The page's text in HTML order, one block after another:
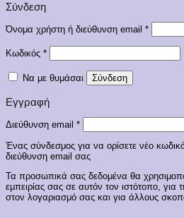
Σύνδεση
Όνομα χρήστη ή διεύθυνση email *Απαιτείται
Κωδικός *Απαιτείται
Να με θυμάσαι Σύνδεση
Εγγραφή
Διεύθυνση email *Απαιτείται
Ένας σύνδεσμος για να ορίσετε νέο
διεύθυνση email σας
Τα προσωπικά σας δεδομένα θα
εμπειρίας σας σε αυτόν τον ιστότοπο, για
στον λογαριασμό σας και για άλλους